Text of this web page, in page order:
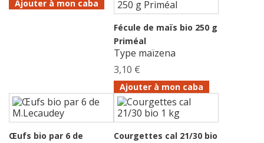
Ajouter à mon caba
Fécule de maïs bio 250 g
Priméal
Type maïzena
3,10 €
Ajouter à mon caba
Œufs bio par 6 de
Courgettes cal 21/30 bio